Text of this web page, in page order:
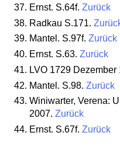
Ernst. S.64f. Zurück
Radkau S.171.
Mantel. S.97f. Zurück
Ernst. S.63. Zurück
LVO 1729 Dezember
Mantel. S.98. Zurück
Winiwarter, Verena:
2007. Zurück
Ernst. S.67f. Zurück